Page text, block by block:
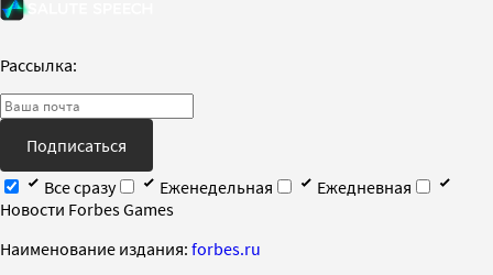
Рассылка:
Подписаться
Все сразу
Еженедельная
Ежедневная
Новости Forbes Games
Наименование издания: forbes.ru